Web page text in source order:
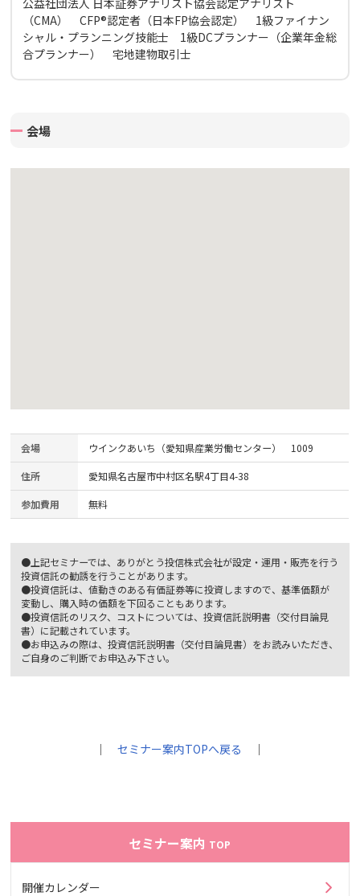
（CMA） CFP®認定者（日本FP協会認定） 1級ファイナン
シャル・プランニング技能士 1級DCプランナー（企業年金総
合プランナー） 宅地建物取引士
会場
会場 ウインクあいち（愛知県産業労働センター） 1009
住所 愛知県名古屋市中村区名駅4丁目4-38
参加費用 無料
●上記セミナーでは、ありがとう投信株式会社が設定・運用・販売を行う
投資信託の勧誘を行うことがあります。
●投資信託は、値動きのある有価証券等に投資しますので、基準価額が
変動し、購入時の価額を下回ることもあります。
●投資信託のリスク、コストについては、投資信託説明書（交付目論見
書）に記載されています。
●お申込みの際は、投資信託説明書（交付目論見書）をお読みいただき、
ご自身のご判断でお申込み下さい。
｜セミナー案内TOPへ戻る ｜
セミナー案内 TOP
開催カレンダー